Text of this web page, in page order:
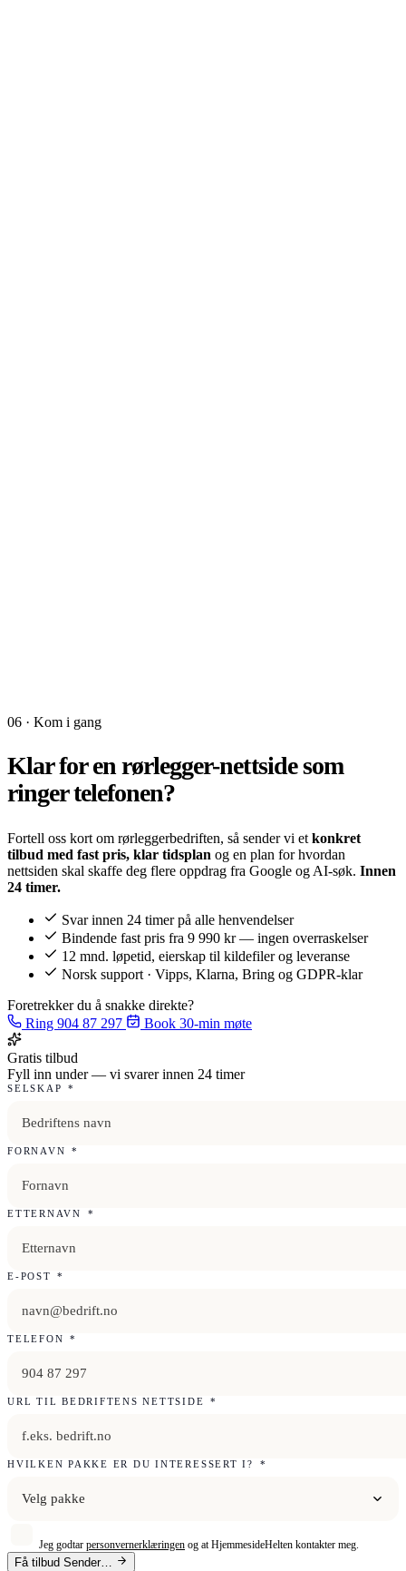
06 · Kom i gang
Klar for enrørlegger-nettside som
ringer telefonen?
Fortell oss kort om rørleggerbedriften, så sender vi et konkret
tilbud med fast pris, klar tidsplan og en plan for hvordan
nettsiden skal skaffe deg flere oppdrag fra Google og AI-søk. Innen
24 timer.
Svar innen 24 timer på alle henvendelser
Bindende fast pris fra 9 990 kr — ingen overraskelser
12 mnd. løpetid, eierskap til kildefiler og leveranse
Norsk support · Vipps, Klarna, Bring og GDPR-klar
Foretrekker du å snakke direkte?
Ring 904 87 297
Book 30-min møte
Gratis tilbud
Fyll inn under — vi svarer innen 24 timer
SELSKAP *
FORNAVN *
ETTERNAVN *
E-POST *
TELEFON *
URL TIL BEDRIFTENS NETTSIDE *
HVILKEN PAKKE ER DU INTERESSERT I? *
Velg pakke
Jeg godtar personvernerklæringen og at HjemmesideHelten kontakter meg.
Få tilbud Sender…